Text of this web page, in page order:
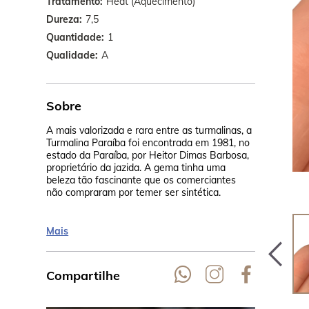
Dureza 7,5
Quantidade 1
Qualidade A
Sobre
A mais valorizada e rara entre as turmalinas, a
Turmalina Paraíba foi encontrada em 1981, no
estado da Paraíba, por Heitor Dimas Barbosa,
proprietário da jazida. A gema tinha uma
beleza tão fascinante que os comerciantes
não compraram por temer ser sintética.
Então,
analisado
Institute of
certificado
Mais
Compartilhe